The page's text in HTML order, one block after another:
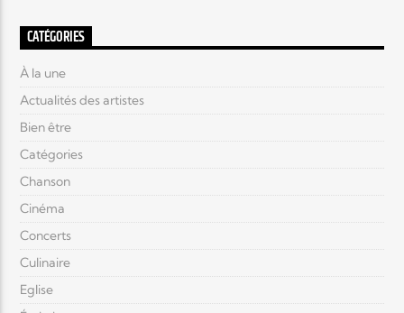
CATÉGORIES
À la une
Actualités des artistes
Bien être
Catégories
Chanson
Cinéma
Concerts
Culinaire
Eglise